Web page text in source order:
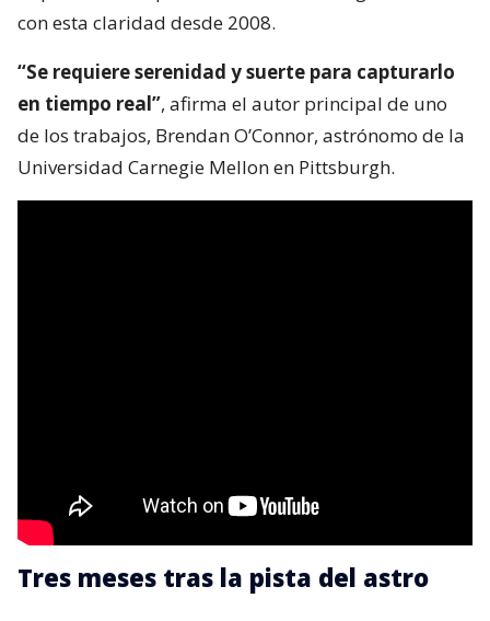
con esta claridad desde 2008.
“Se requiere serenidad y suerte para capturarlo
en tiempo real”, afirma el autor principal de uno
de los trabajos, Brendan O’Connor, astrónomo de la
Universidad Carnegie Mellon en Pittsburgh.
Tres meses tras la pista del astro